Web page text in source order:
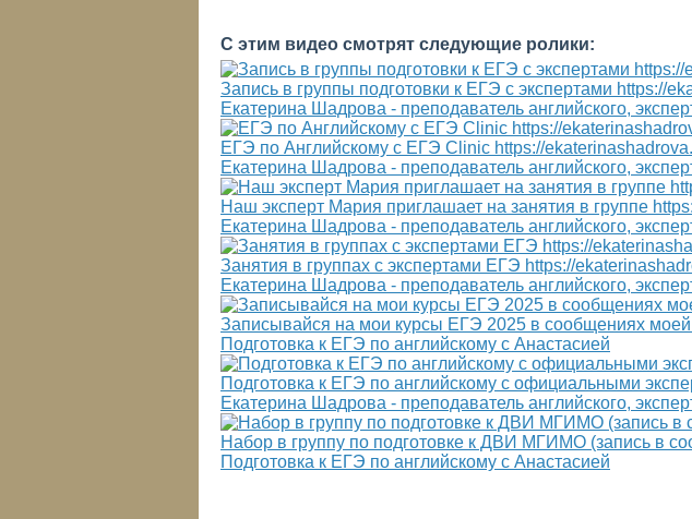
С этим видео смотрят следующие ролики:
Запись в группы подготовки к ЕГЭ с экспертами https://
Екатерина Шадрова - преподаватель английского,
ЕГЭ по Английскому с ЕГЭ Clinic https://
Екатерина Шадрова - преподаватель английского,
Наш эксперт Мария приглашает на занятия в группе
Екатерина Шадрова - преподаватель английского,
Занятия в группах с экспертами ЕГЭ https://
Екатерина Шадрова - преподаватель английского,
Записывайся на мои курсы ЕГЭ 2025 в сообщениях
Подготовка к ЕГЭ по английскому с Анастасией
Подготовка к ЕГЭ по английскому с официальными
Екатерина Шадрова - преподаватель английского,
Набор в группу по подготовке к ДВИ МГИМО (запись в
Подготовка к ЕГЭ по английскому с Анастасией